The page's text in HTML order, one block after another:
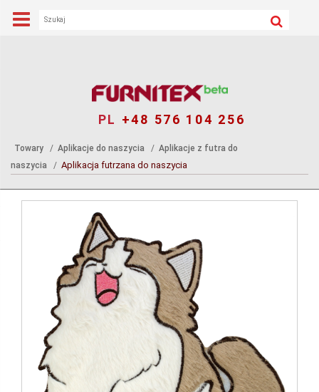
PL +48 576 104 256
Towary Aplikacje do naszycia
Aplikacje z futra do
naszycia
Aplikacja futrzana do naszycia